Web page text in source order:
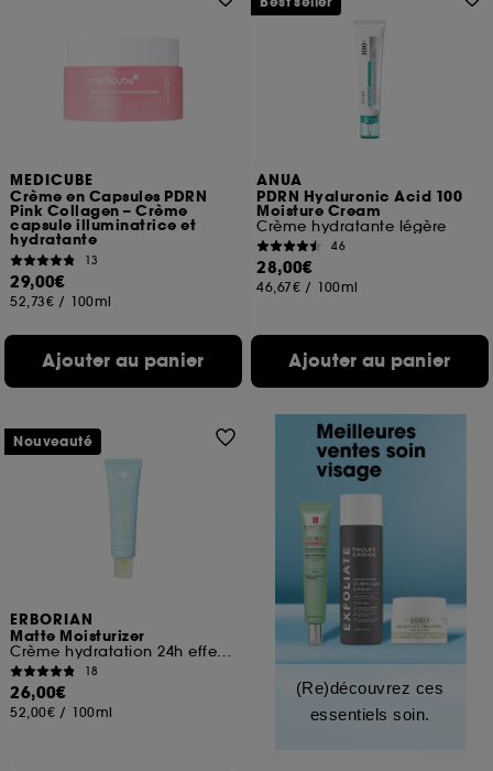
MEDICUBE
Crème en Capsules PDRN
Pink Collagen – Crème
capsule illuminatrice et
hydratante
13
29,00€
52,73€ / 100ml
Ajouter au panier
ANUA
PDRN Hyaluronic Acid 100
Moisture Cream
Crème hydratante légère
46
28,00€
46,67€ / 100ml
Ajouter au panier
ERBORIAN
Matte Moisturizer
Crème hydratation 24h effet matifiant
18
26,00€
52,00€ / 100ml
Nouveauté
(Re)découvrez ces
essentiels soin.